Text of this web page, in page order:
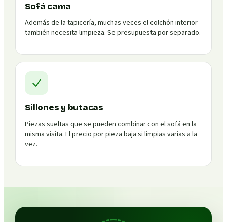
Sofá cama
Además de la tapicería, muchas veces el colchón interior
también necesita limpieza. Se presupuesta por separado.
Sillones y butacas
Piezas sueltas que se pueden combinar con el sofá en la
misma visita. El precio por pieza baja si limpias varias a la
vez.